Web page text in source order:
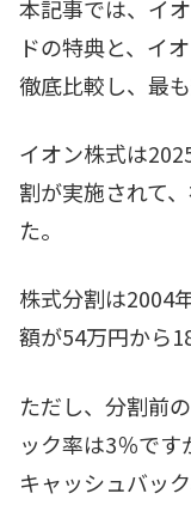
本記事では、イ
ドの特典と、イ
徹底比較し、最
イオン株式は
割が実施されて
た。
株式分割は2004
額が54万円から
ただし、分割前
ック率は3％で
キャッシュバッ